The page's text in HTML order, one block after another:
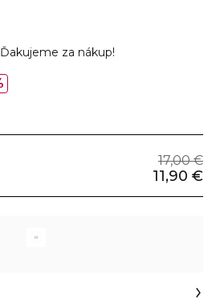
Ďakujeme za nákup!
17,00 €
11,90 €